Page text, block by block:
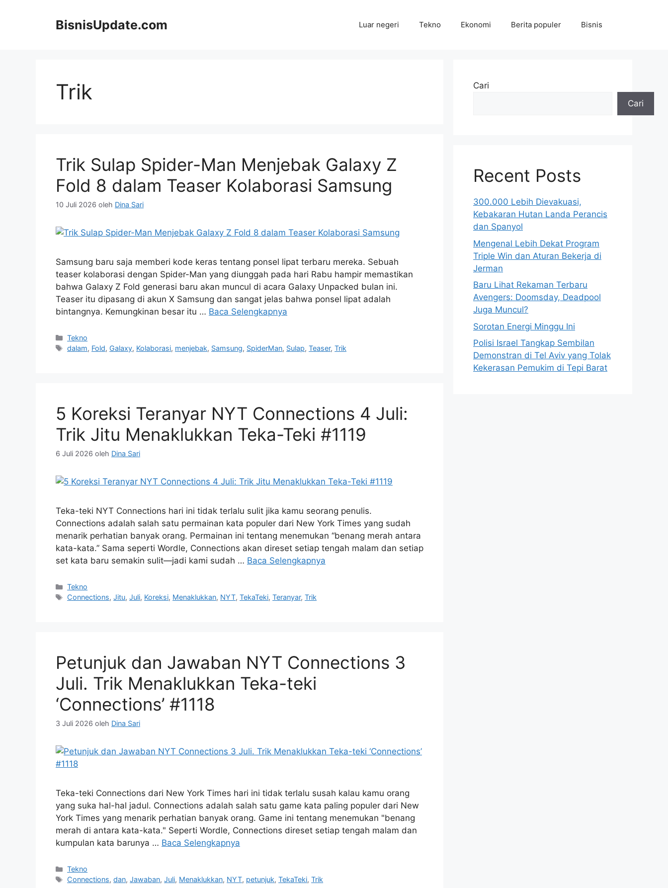
BisnisUpdate.com Luar negeri Tekno Ekonomi Berita populer Bisnis
Trik
Trik Sulap Spider-Man Menjebak Galaxy Z
Fold 8 dalam Teaser Kolaborasi Samsung
10 Juli 2026 oleh Dina Sari
Samsung baru saja memberi kode keras tentang ponsel lipat terbaru mereka. Sebuah
teaser kolaborasi dengan Spider-Man yang diunggah pada hari Rabu hampir memastikan
bahwa Galaxy Z Fold generasi baru akan muncul di acara Galaxy Unpacked bulan ini.
Teaser itu dipasang di akun X Samsung dan sangat jelas bahwa ponsel lipat adalah
bintangnya. Kemungkinan besar itu … Baca Selengkapnya
Kategori
Tekno
Tag
dalam, Fold, Galaxy, Kolaborasi, menjebak, Samsung, SpiderMan, Sulap,Teaser,Trik
5 Koreksi Teranyar NYT Connections 4 Juli:
Trik Jitu Menaklukkan Teka-Teki #1119
6 Juli 2026 oleh Dina Sari
Teka-teki NYT Connections hari ini tidak terlalu sulit jika kamu seorang penulis.
Connections adalah salah satu permainan kata populer dari New York Times yang sudah
menarik perhatian banyak orang. Permainan ini tentang menemukan “benang merah antara
kata-kata.” Sama seperti Wordle, Connections akan direset setiap tengah malam dan setiap
set kata baru semakin sulit—jadi kami sudah … Baca Selengkapnya
Kategori
Tekno
Tag
Connections,Jitu,Juli, Koreksi, Menaklukkan, NYT,TekaTeki,Teranyar,Trik
Petunjuk dan Jawaban NYT Connections 3
Juli. Trik Menaklukkan Teka-teki
‘Connections’ #1118
3 Juli 2026 oleh Dina Sari
Teka-teki Connections dari New York Times hari ini tidak terlalu susah kalau kamu orang
yang suka hal-hal jadul. Connections adalah salah satu game kata paling populer dari New
York Times yang menarik perhatian banyak orang. Game ini tentang menemukan "benang
merah di antara kata-kata." Seperti Wordle, Connections direset setiap tengah malam dan
kumpulan kata barunya … Baca Selengkapnya
Kategori
Tekno
Tag
Connections,dan,Jawaban,Juli, Menaklukkan, NYT, petunjuk,TekaTeki,Trik
Cari
Cari
Recent Posts
300.000 Lebih Dievakuasi,
Kebakaran Hutan Landa Perancis
dan Spanyol
Mengenal Lebih Dekat Program
Triple Win dan Aturan Bekerja di
Jerman
Baru Lihat Rekaman Terbaru
Avengers: Doomsday, Deadpool
Juga Muncul?
Sorotan Energi Minggu Ini
Polisi Israel Tangkap Sembilan
Demonstran di Tel Aviv yang Tolak
Kekerasan Pemukim di Tepi Barat